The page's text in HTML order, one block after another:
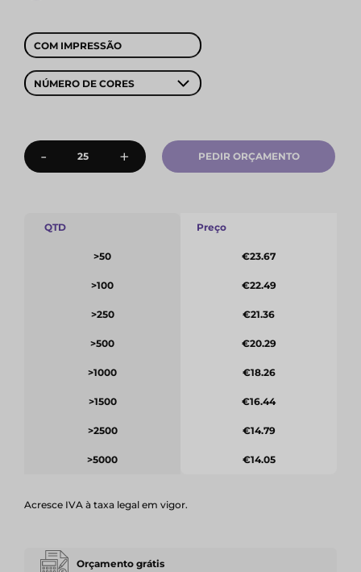
COM IMPRESSÃO
NÚMERO DE CORES
- + PEDIR ORÇAMENTO
QTD
>50
>100
>250
>500
>1000
>1500
>2500
>5000
Preço
€23.67
€22.49
€21.36
€20.29
€18.26
€16.44
€14.79
€14.05
Acresce IVA à taxa legal em vigor.
Orçamento grátis